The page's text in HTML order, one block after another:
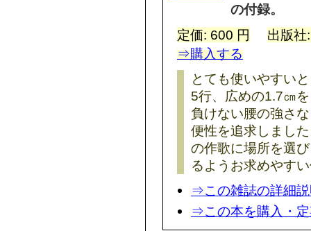
の付録。
定価: 600 円
出版
⇒購入する
とても使いやすい
5行、広めの1.7㎝
負けない腰の強さ
便性を追求しまし
の作歌に場所を選
るようお求めやす
⇒この雑誌の詳細
⇒この本を購入・